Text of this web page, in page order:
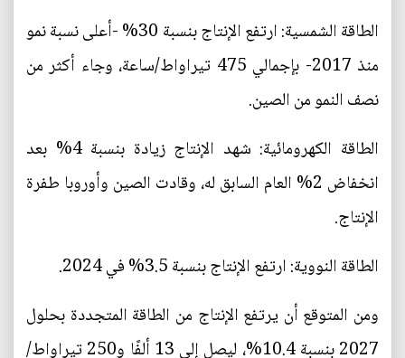
الطاقة الشمسية: ارتفع الإنتاج بنسبة 30% -أعلى نسبة نمو
منذ 2017- بإجمالي 475 تيراواط/ساعة، وجاء أكثر من
نصف النمو من الصين.
الطاقة الكهرومائية: شهد الإنتاج زيادة بنسبة 4% بعد
انخفاض 2% العام السابق له، وقادت الصين وأوروبا طفرة
الإنتاج.
الطاقة النووية: ارتفع الإنتاج بنسبة 3.5% في 2024.
ومن المتوقع أن يرتفع الإنتاج من الطاقة المتجددة بحلول
2027 بنسبة 10.4%، ليصل إلى 13 ألفًا و250 تيراواط/